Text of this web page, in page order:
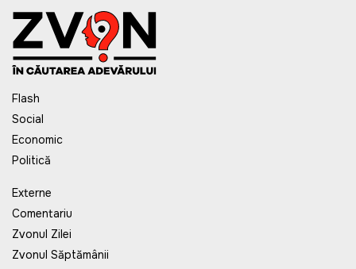
Flash
Social
Economic
Politică
Externe
Comentariu
Zvonul Zilei
Zvonul Săptămânii